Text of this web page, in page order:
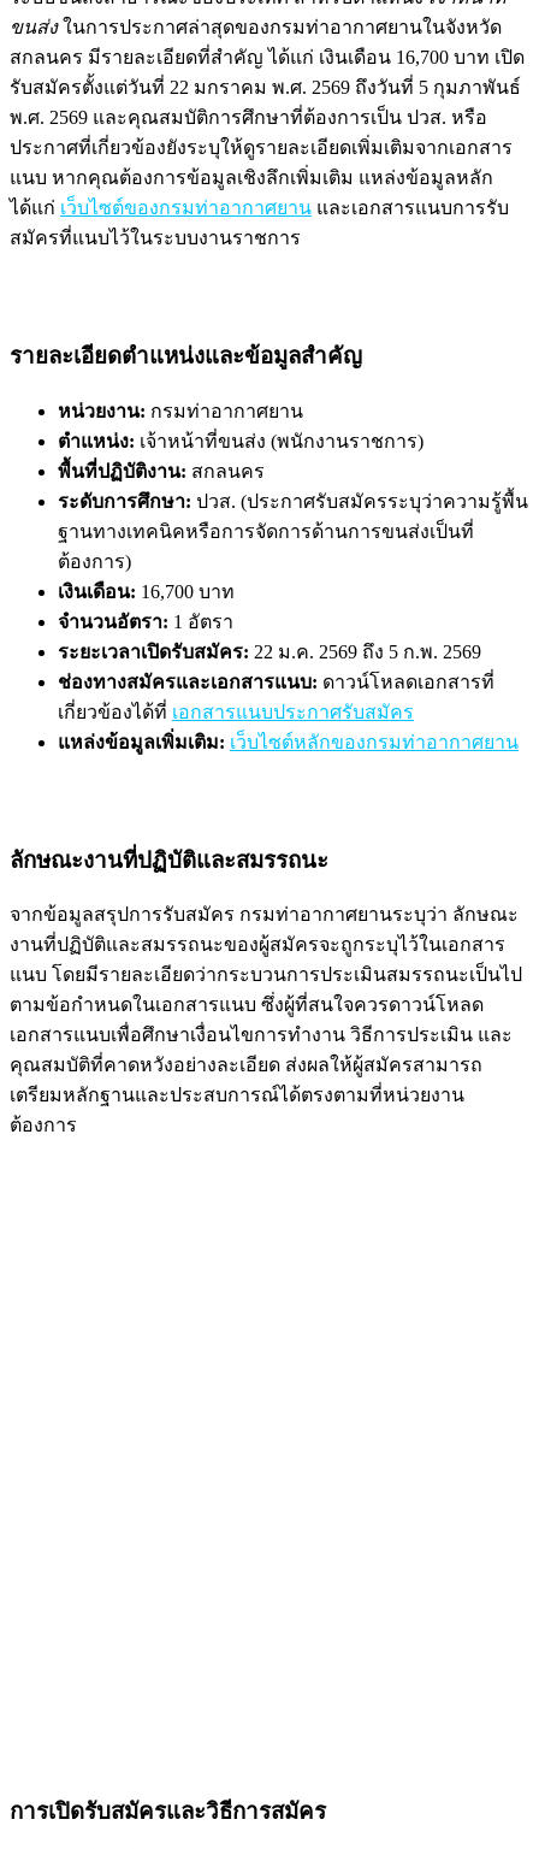
ขนส่งในการประกาศล่าสุดของกรมท่าอากาศยานในจังหวัด
สกลนคร มีรายละเอียดที่สำคัญ ได้แก่ เงินเดือน 16,700 บาท เปิด
รับสมัครตั้งแต่วันที่ 22 มกราคม พ.ศ. 2569 ถึงวันที่ 5 กุมภาพันธ์
พ.ศ. 2569 และคุณสมบัติการศึกษาที่ต้องการเป็น ปวส. หรือ
ประกาศที่เกี่ยวข้องยังระบุให้ดูรายละเอียดเพิ่มเติมจากเอกสาร
แนบ หากคุณต้องการข้อมูลเชิงลึกเพิ่มเติม แหล่งข้อมูลหลัก
ได้แก่ เว็บไซต์ของกรมท่าอากาศยาน และเอกสารแนบการรับ
สมัครที่แนบไว้ในระบบงานราชการ
รายละเอียดตำแหน่งและข้อมูลสำคัญ
หน่วยงาน: กรมท่าอากาศยาน
ตำแหน่ง: เจ้าหน้าที่ขนส่ง (พนักงานราชการ)
พื้นที่ปฏิบัติงาน: สกลนคร
ระดับการศึกษา: ปวส. (ประกาศรับสมัครระบุว่าความรู้พื้น
ฐานทางเทคนิคหรือการจัดการด้านการขนส่งเป็นที่
ต้องการ)
เงินเดือน: 16,700 บาท
จำนวนอัตรา: 1 อัตรา
ระยะเวลาเปิดรับสมัคร: 22 ม.ค. 2569 ถึง 5 ก.พ. 2569
ช่องทางสมัครและเอกสารแนบ: ดาวน์โหลดเอกสารที่
เกี่ยวข้องได้ที่ เอกสารแนบประกาศรับสมัคร
แหล่งข้อมูลเพิ่มเติม: เว็บไซต์หลักของกรมท่าอากาศยาน
ลักษณะงานที่ปฏิบัติและสมรรถนะ
จากข้อมูลสรุปการรับสมัคร กรมท่าอากาศยานระบุว่า ลักษณะ
งานที่ปฏิบัติและสมรรถนะของผู้สมัครจะถูกระบุไว้ในเอกสาร
แนบ โดยมีรายละเอียดว่ากระบวนการประเมินสมรรถนะเป็นไป
ตามข้อกำหนดในเอกสารแนบ ซึ่งผู้ที่สนใจควรดาวน์โหลด
เอกสารแนบเพื่อศึกษาเงื่อนไขการทำงาน วิธีการประเมิน และ
คุณสมบัติที่คาดหวังอย่างละเอียด ส่งผลให้ผู้สมัครสามารถ
เตรียมหลักฐานและประสบการณ์ได้ตรงตามที่หน่วยงาน
ต้องการ
การเปิดรับสมัครและวิธีการสมัคร